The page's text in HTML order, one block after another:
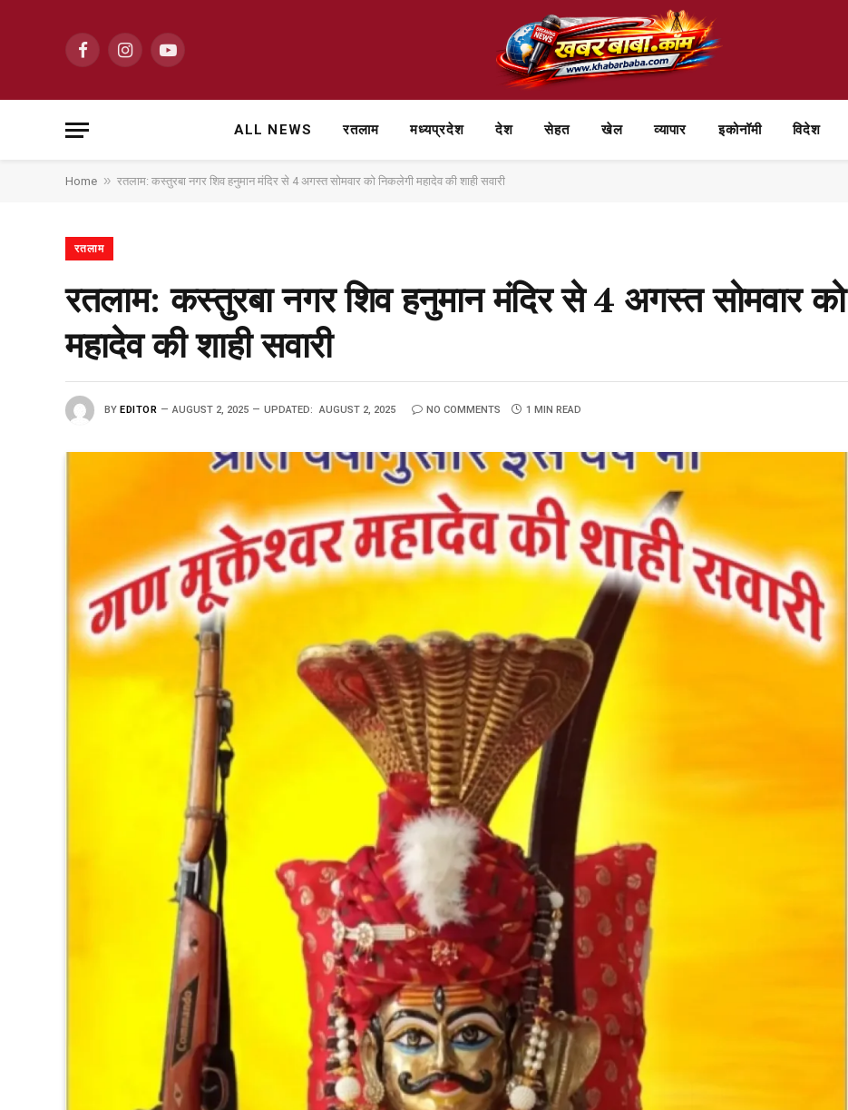
FacebookInstagramYouTube
ALL NEWS रतलाम मध्यप्रदेश देश सेहत खेल व्यापार ⁠इकोनॉमी विदेश
Home » रतलाम: कस्तुरबा नगर शिव हनुमान मंदिर से 4 अगस्त सोमवार को निकलेगी महादेव की शाही सवारी
रतलाम
रतलाम: कस्तुरबा नगर शिव हनुमान मंदिर से 4 अगस्त सोमवार
महादेव की शाही सवारी
BY EDITOR AUGUST 2, 2025 UPDATED: AUGUST 2, 2025 NO COMMENTS 1 MIN READ